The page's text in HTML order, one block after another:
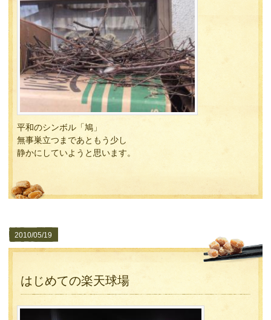
平和のシンボル「鳩」
無事巣立つまであともう少し
静かにしていようと思います。
2010/05/19
はじめての楽天球場